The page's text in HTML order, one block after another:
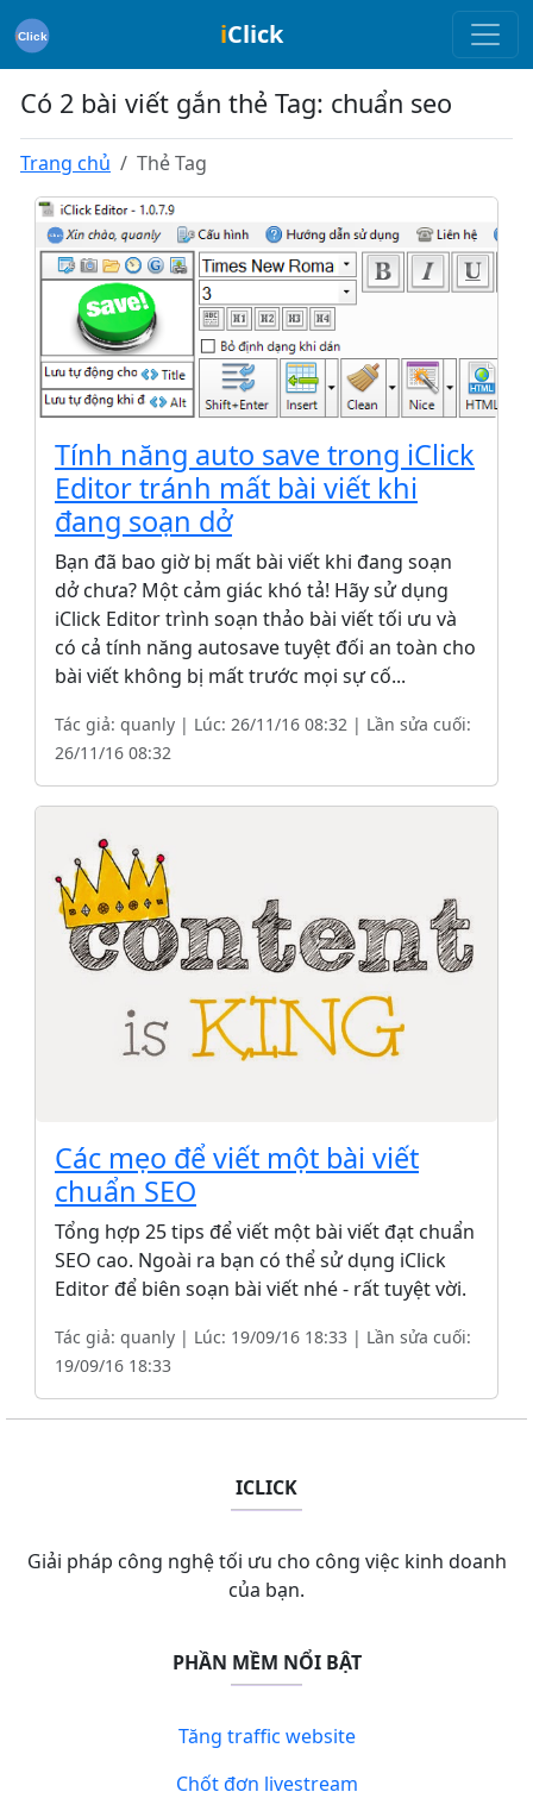
iClick
Có 2 bài viết gắn thẻ Tag: chuẩn seo
Trang chủ Thẻ Tag
Tính năng auto save trong iClick
Editor tránh mất bài viết khi
đang soạn dở
Bạn đã bao giờ bị mất bài viết khi đang soạn
dở chưa? Một cảm giác khó tả! Hãy sử dụng
iClick Editor trình soạn thảo bài viết tối ưu và
có cả tính năng autosave tuyệt đối an toàn cho
bài viết không bị mất trước mọi sự cố...
Tác giả: quanly | Lúc: 26/11/16 08:32 | Lần sửa cuối:
26/11/16 08:32
Các mẹo để viết một bài viết
chuẩn SEO
Tổng hợp 25 tips để viết một bài viết đạt chuẩn
SEO cao. Ngoài ra bạn có thể sử dụng iClick
Editor để biên soạn bài viết nhé - rất tuyệt vời.
Tác giả: quanly | Lúc: 19/09/16 18:33 | Lần sửa cuối:
19/09/16 18:33
ICLICK
Giải pháp công nghệ tối ưu cho công việc kinh doanh
của bạn.
PHẦN MỀM NỔI BẬT
Tăng traffic website
Chốt đơn livestream